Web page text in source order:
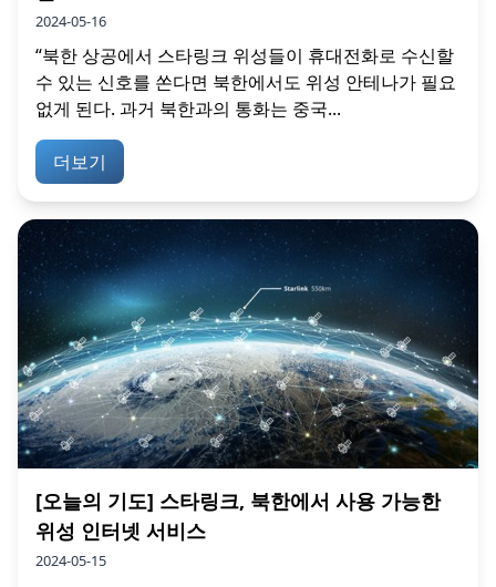
2024-05-16
“북한 상공에서 스타링크 위성들이 휴대전화로 수신할
수 있는 신호를 쏜다면 북한에서도 위성 안테나가 필요
없게 된다. 과거 북한과의 통화는 중국...
더보기
[오늘의 기도] 스타링크, 북한에서 사용 가능한
위성 인터넷 서비스
2024-05-15